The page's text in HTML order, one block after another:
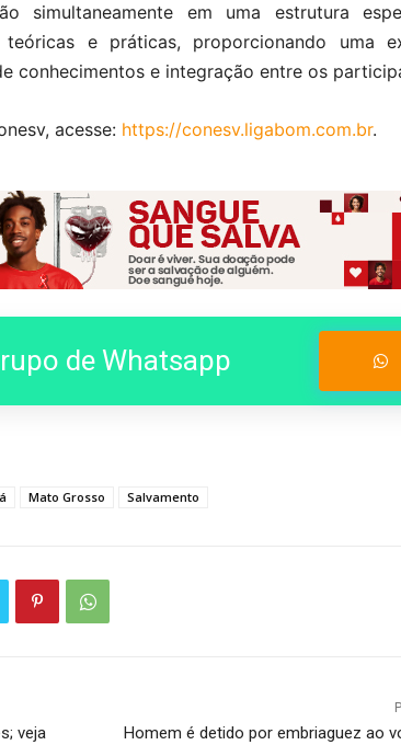
simultaneamente em uma estrutura
e práticas, proporcionando uma
conhecimentos e integração entre os
acesse: https://conesv.ligabom.com.br.
de Whatsapp
Mato Grosso Salvamento
veja
Homem é detido por embriaguez ao